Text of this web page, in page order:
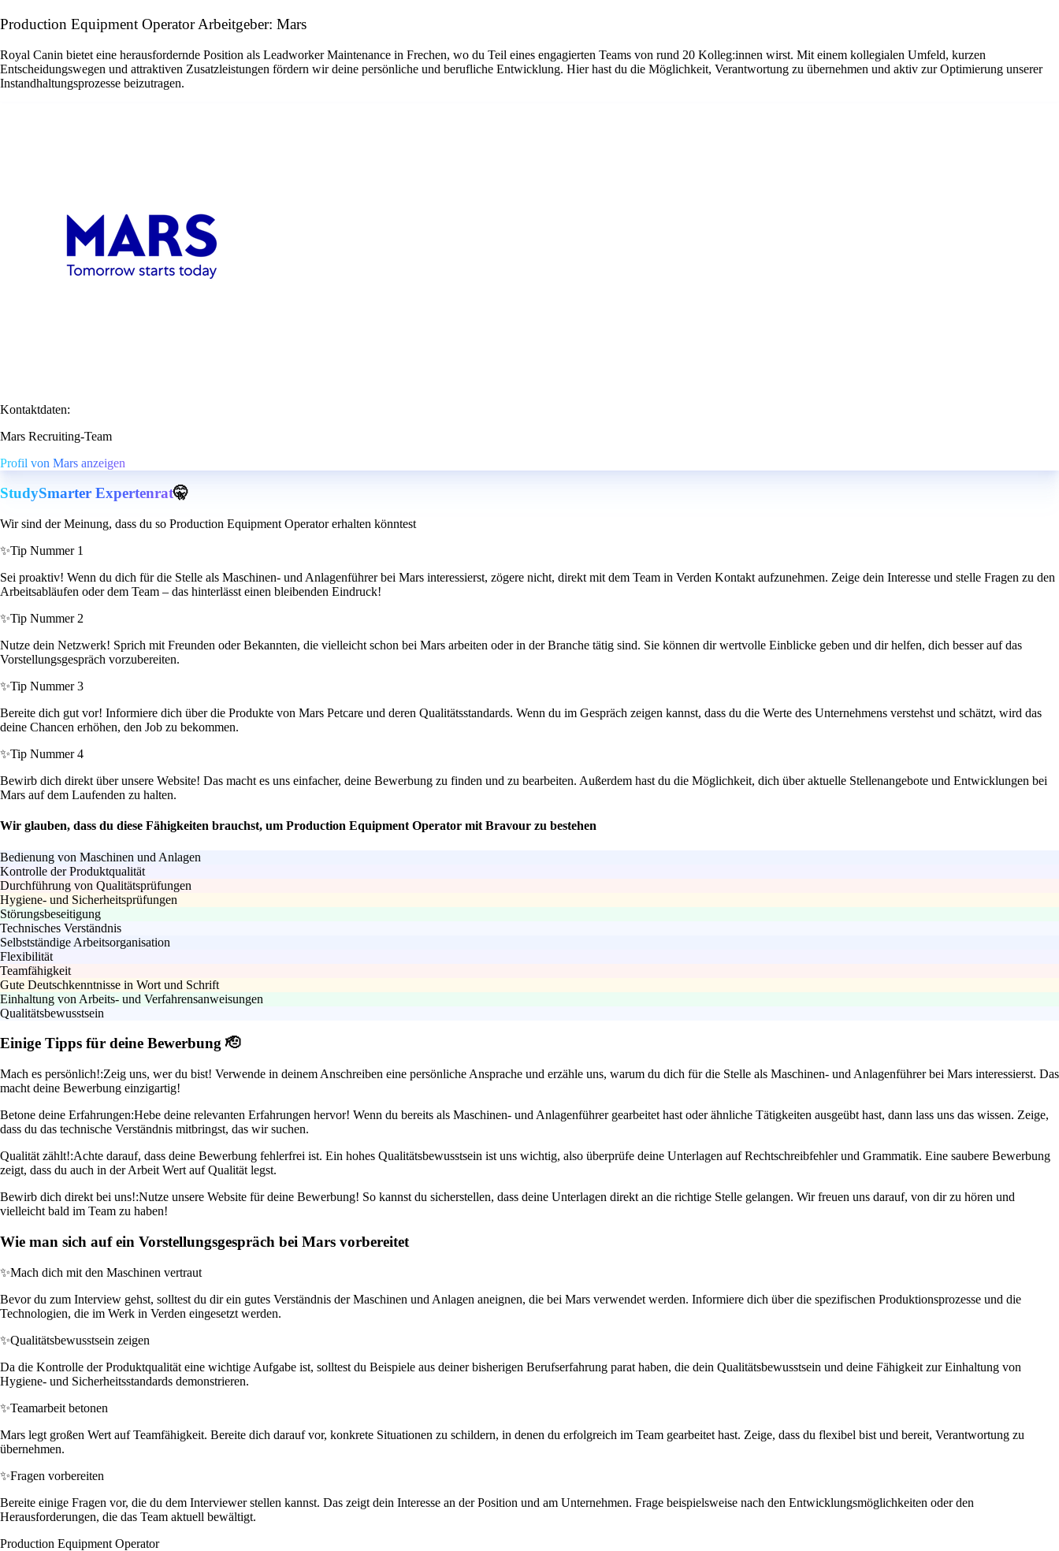
Production Equipment Operator Arbeitgeber: Mars
Royal Canin bietet eine herausfordernde Position als Leadworker Maintenance in Frechen, wo du Teil eines engagierten Teams von rund 20 Kolleg:innen wirst. Mit einem kollegialen Umfeld, kurzen
Entscheidungswegen und attraktiven Zusatzleistungen fördern wir deine persönliche und berufliche Entwicklung. Hier hast du die Möglichkeit, Verantwortung zu übernehmen und aktiv zur Optimierung unserer
Instandhaltungsprozesse beizutragen.
Kontaktdaten:
Mars Recruiting-Team
Profil von Mars anzeigen
StudySmarter Expertenrat🤫
Wir sind der Meinung, dass du so Production Equipment Operator erhalten könntest
✨Tip Nummer 1
Sei proaktiv! Wenn du dich für die Stelle als Maschinen- und Anlagenführer bei Mars interessierst, zögere nicht, direkt mit dem Team in Verden Kontakt aufzunehmen. Zeige dein Interesse und stelle Fragen zu den
Arbeitsabläufen oder dem Team – das hinterlässt einen bleibenden Eindruck!
✨Tip Nummer 2
Nutze dein Netzwerk! Sprich mit Freunden oder Bekannten, die vielleicht schon bei Mars arbeiten oder in der Branche tätig sind. Sie können dir wertvolle Einblicke geben und dir helfen, dich besser auf das
Vorstellungsgespräch vorzubereiten.
✨Tip Nummer 3
Bereite dich gut vor! Informiere dich über die Produkte von Mars Petcare und deren Qualitätsstandards. Wenn du im Gespräch zeigen kannst, dass du die Werte des Unternehmens verstehst und schätzt, wird das
deine Chancen erhöhen, den Job zu bekommen.
✨Tip Nummer 4
Bewirb dich direkt über unsere Website! Das macht es uns einfacher, deine Bewerbung zu finden und zu bearbeiten. Außerdem hast du die Möglichkeit, dich über aktuelle Stellenangebote und Entwicklungen bei
Mars auf dem Laufenden zu halten.
Wir glauben, dass du diese Fähigkeiten brauchst, um Production Equipment Operator mit Bravour zu bestehen
Bedienung von Maschinen und Anlagen
Kontrolle der Produktqualität
Durchführung von Qualitätsprüfungen
Hygiene- und Sicherheitsprüfungen
Störungsbeseitigung
Technisches Verständnis
Selbstständige Arbeitsorganisation
Flexibilität
Teamfähigkeit
Gute Deutschkenntnisse in Wort und Schrift
Einhaltung von Arbeits- und Verfahrensanweisungen
Qualitätsbewusstsein
Einige Tipps für deine Bewerbung 🫡
Mach es persönlich!:Zeig uns, wer du bist! Verwende in deinem Anschreiben eine persönliche Ansprache und erzähle uns, warum du dich für die Stelle als Maschinen- und Anlagenführer bei Mars interessierst. Das
macht deine Bewerbung einzigartig!
Betone deine Erfahrungen:Hebe deine relevanten Erfahrungen hervor! Wenn du bereits als Maschinen- und Anlagenführer gearbeitet hast oder ähnliche Tätigkeiten ausgeübt hast, dann lass uns das wissen. Zeige,
dass du das technische Verständnis mitbringst, das wir suchen.
Qualität zählt!:Achte darauf, dass deine Bewerbung fehlerfrei ist. Ein hohes Qualitätsbewusstsein ist uns wichtig, also überprüfe deine Unterlagen auf Rechtschreibfehler und Grammatik. Eine saubere Bewerbung
zeigt, dass du auch in der Arbeit Wert auf Qualität legst.
Bewirb dich direkt bei uns!:Nutze unsere Website für deine Bewerbung! So kannst du sicherstellen, dass deine Unterlagen direkt an die richtige Stelle gelangen. Wir freuen uns darauf, von dir zu hören und
vielleicht bald im Team zu haben!
Wie man sich auf ein Vorstellungsgespräch bei Mars vorbereitet
✨Mach dich mit den Maschinen vertraut
Bevor du zum Interview gehst, solltest du dir ein gutes Verständnis der Maschinen und Anlagen aneignen, die bei Mars verwendet werden. Informiere dich über die spezifischen Produktionsprozesse und die
Technologien, die im Werk in Verden eingesetzt werden.
✨Qualitätsbewusstsein zeigen
Da die Kontrolle der Produktqualität eine wichtige Aufgabe ist, solltest du Beispiele aus deiner bisherigen Berufserfahrung parat haben, die dein Qualitätsbewusstsein und deine Fähigkeit zur Einhaltung von
Hygiene- und Sicherheitsstandards demonstrieren.
✨Teamarbeit betonen
Mars legt großen Wert auf Teamfähigkeit. Bereite dich darauf vor, konkrete Situationen zu schildern, in denen du erfolgreich im Team gearbeitet hast. Zeige, dass du flexibel bist und bereit, Verantwortung zu
übernehmen.
✨Fragen vorbereiten
Bereite einige Fragen vor, die du dem Interviewer stellen kannst. Das zeigt dein Interesse an der Position und am Unternehmen. Frage beispielsweise nach den Entwicklungsmöglichkeiten oder den
Herausforderungen, die das Team aktuell bewältigt.
Production Equipment Operator